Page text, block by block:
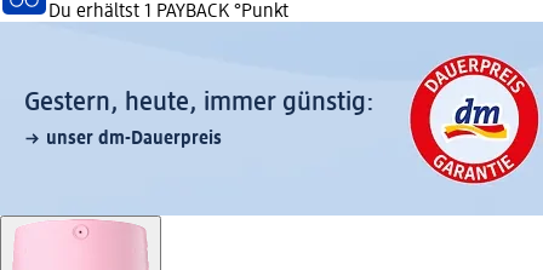
Du erhältst 1 PAYBACK °Punkt
Gestern, heute, immer günstig:
unser dm-Dauerpreis